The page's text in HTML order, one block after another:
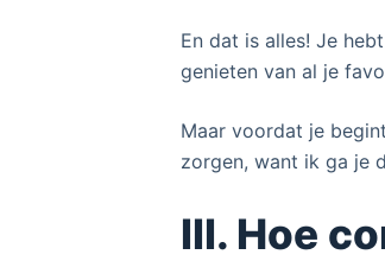
En dat is alles! Je
genieten van al je
Maar voordat je
zorgen, want ik ga je
III. Hoe